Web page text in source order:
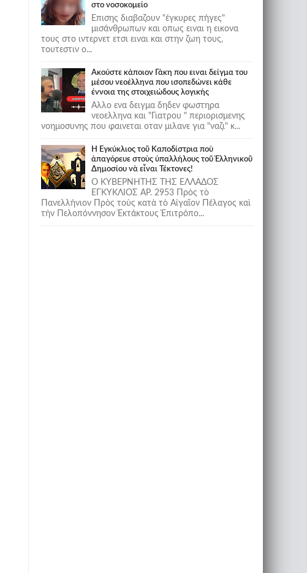
στο νοσοκομείο
Επισης διαβαζουν "έγκυρες πήγες"
μισάνθρωπων και οπως ειναι η εικονα
τους στο ιντερνετ ετσι ειναι και στην ζωη τους,
τουτεστιν ο...
Ακούστε κάποιον Γάκη που ειναι δείγμα του
μέσου νεοέλληνα που ισοπεδώνει κάθε
έννοια της στοιχειώδους λογικής
Αλλο ενα δειγμα δηδεν φωστηρα
νεοελληνα και "Γιατρου " περιορισμενης
νοημοσυνης που φαινεται οταν μιλανε για "ναζι" κ...
Ἡ Ἐγκύκλιος τοῦ Καποδίστρια ποὺ
ἀπαγόρευε στοὺς ὑπαλλήλους τοῦ Ἑλληνικοῦ
Δημοσίου νὰ εἶναι Τέκτονες!
Ο ΚΥΒΕΡΝΗΤΗΣ ΤΗΣ ΕΛΛΑΔΟΣ
ΕΓΚΥΚΛΙΟΣ ΑΡ. 2953 Πρὸς τὸ
Πανελλήνιον Πρὸς τοὺς κατὰ τὸ Αἰγαῖον Πέλαγος καὶ
τὴν Πελοπόννησον Ἐκτάκτους Ἐπιτρόπο...